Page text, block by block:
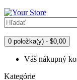
0 položka(y) - $0,00
Váš nákupný
Kategórie